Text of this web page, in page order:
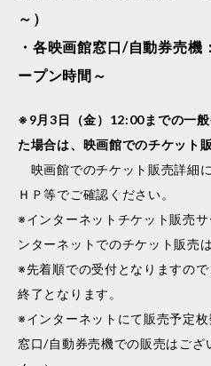
～）
・各映画館窓口/自動券売
ープン時間～
※9月3日（金）12:00までの一
た場合は、映画館でのチケット
映画館でのチケット販売詳細
ＨＰ等でご確認ください。
※インターネットチケット販売
ンターネットでのチケット販売
※先着順での受付となりますの
終了となります。
※インターネットにて販売予定
窓口/自動券売機での販売はござ